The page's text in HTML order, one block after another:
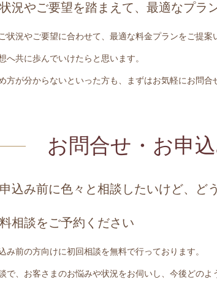
況やご要望を踏まえて、最適なプラ
状況やご要望に合わせて、最適な料金プランをご提案
へ共に歩んでいけたらと思います。
方が分からないといった方も、まずはお気軽にお問合
お問合せ・お申
込み前に色々と相談したいけど、ど
相談をご予約ください
み前の方向けに初回相談を無料で行っております。
で、お客さまのお悩みや状況をお伺いし、今後どのよ